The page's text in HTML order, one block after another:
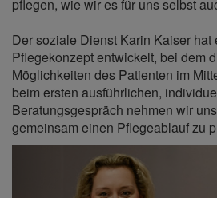
pflegen, wie wir es für uns selbst
Der soziale Dienst Karin Kaiser
Pflegekonzept entwickelt, bei dem
Möglichkeiten des Patienten im
beim ersten ausführlichen,
Beratungsgespräch nehmen wir
gemeinsam einen Pflegeablauf zu
Previous